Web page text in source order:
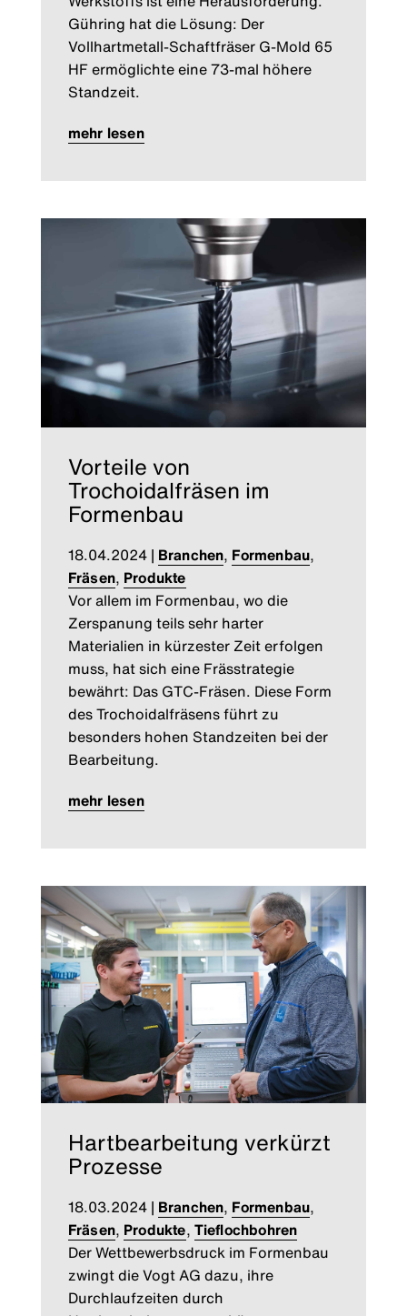
Gühring hat die Lösung: Der
Vollhartmetall-Schaftfräser G-Mold 65
HF ermöglichte eine 73-mal höhere
Standzeit.
mehr lesen
Vorteile von
Trochoidalfräsen im
Formenbau
18.04.2024| Branchen, Formenbau,
Fräsen, Produkte
Vor allem im Formenbau, wo die
Zerspanung teils sehr harter
Materialien in kürzester Zeit erfolgen
muss, hat sich eine Frässtrategie
bewährt: Das GTC-Fräsen. Diese Form
des Trochoidalfräsens führt zu
besonders hohen Standzeiten bei der
Bearbeitung.
mehr lesen
Hartbearbeitung verkürzt
Prozesse
18.03.2024| Branchen, Formenbau,
Fräsen, Produkte, Tieflochbohren
Der Wettbewerbsdruck im Formenbau
zwingt die Vogt AG dazu, ihre
Durchlaufzeiten durch